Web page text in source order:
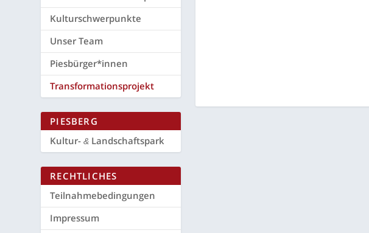
Kul­tur­schwer­punk­te
Unser Team
Piesbürger*innen
Trans­for­ma­ti­ons­pro­jekt
PIES­BERG
Kul­tur-& Landschaftspark
RECHT­LI­CHES
Teil­nah­me­be­din­gun­gen
Impres­sum